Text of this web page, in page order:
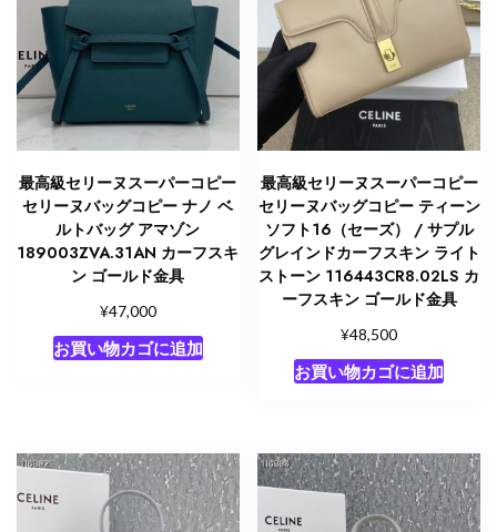
最高級セリーヌスーパーコピー
セリーヌバッグコピー ナノ ベ
ルトバッグ アマゾン
189003ZVA.31AN カーフスキ
ン ゴールド金具
¥47,000
お買い物カゴに追加
最高級セリーヌスーパーコピー
セリーヌバッグコピー ティーン
ソフト16（セーズ） / サプル
グレインドカーフスキン ライト
ストーン 116443CR8.02LS カ
ーフスキン ゴールド金具
¥48,500
お買い物カゴに追加